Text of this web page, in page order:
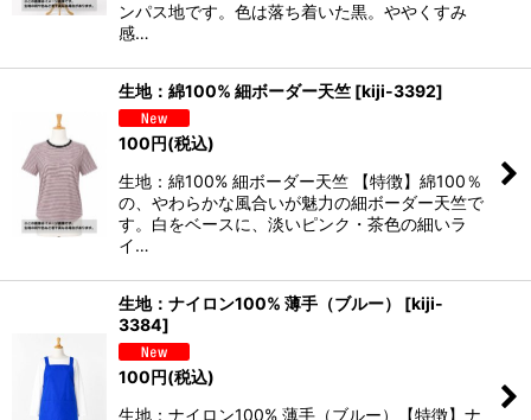
ンパス地です。色は落ち着いた黒。ややくすみ
感…
生地：綿100% 細ボーダー天竺 [kiji-3392]
100円(税込)
生地：綿100% 細ボーダー天竺 【特徴】綿100％
の、やわらかな風合いが魅力の細ボーダー天竺で
す。白をベースに、淡いピンク・茶色の細いラ
イ…
生地：ナイロン100% 薄手（ブルー） [kiji-
3384]
100円(税込)
生地：ナイロン100% 薄手（ブルー）【特徴】ナ